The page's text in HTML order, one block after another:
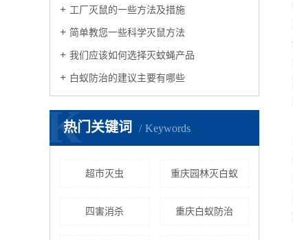
工厂灭鼠的一些方法及措施
简单教您一些科学灭鼠方法
我们应该如何选择灭蚊蝇产品
白蚁防治的建议主要有哪些
热门关键词 Keywords
K
超市灭虫 重庆园林灭白蚁
四害消杀 重庆白蚁防治